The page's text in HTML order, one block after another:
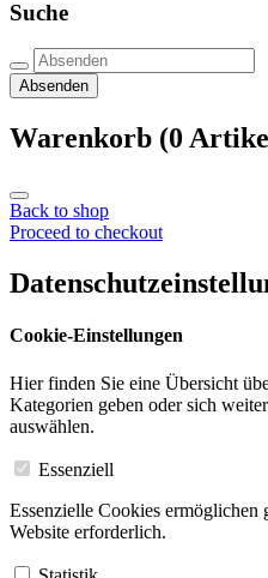
Suche
Absenden
Warenkorb (0
Back to shop
Proceed to checkout
Cookie-Einstellungen
Hier finden Sie eine Übersicht
Kategorien geben oder sich
auswählen.
Essenziell
Essenzielle Cookies
Website erforderlich.